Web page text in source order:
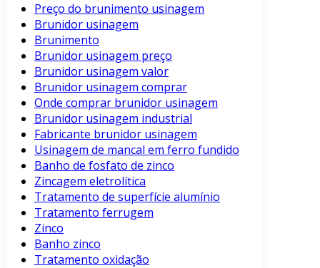
Preço do brunimento usinagem
Brunidor usinagem
Brunimento
Brunidor usinagem preço
Brunidor usinagem valor
Brunidor usinagem comprar
Onde comprar brunidor usinagem
Brunidor usinagem industrial
Fabricante brunidor usinagem
Usinagem de mancal em ferro fundido
Banho de fosfato de zinco
Zincagem eletrolítica
Tratamento de superfície alumínio
Tratamento ferrugem
Zinco
Banho zinco
Tratamento oxidação